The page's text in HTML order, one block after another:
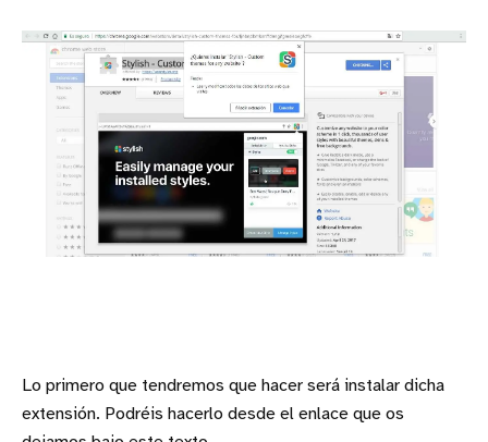
Lo primero que tendremos que hacer será instalar dicha
extensión. Podréis hacerlo desde el enlace que os